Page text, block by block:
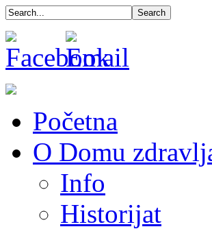
Početna
O Domu
Info
Historijat